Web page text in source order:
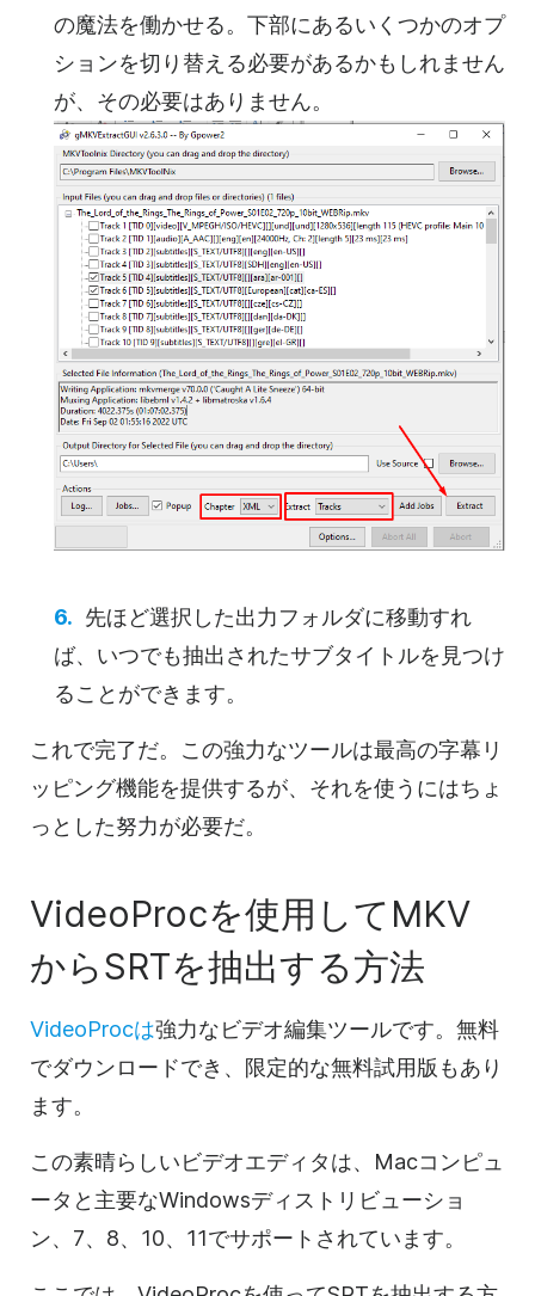
の魔法を働かせる。下部にあるいくつかのオプ
ションを切り替える必要があるかもしれません
が、その必要はありません。
先ほど選択した出力フォルダに移動すれ
ば、いつでも抽出されたサブタイトルを見つけ
ることができます。
これで完了だ。この強力なツールは最高の字幕リ
ッピング機能を提供するが、それを使うにはちょ
っとした努力が必要だ。
VideoProcを使用してMKV
からSRTを抽出する方法
VideoProcは強力なビデオ編集ツールです。無料
でダウンロードでき、限定的な無料試用版もあり
ます。
この素晴らしいビデオエディタは、Macコンピュ
ータと主要なWindowsディストリビューショ
ン、7、8、10、11でサポートされています。